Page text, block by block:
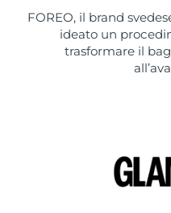
FOREO, il brand
ideato un
trasformare il